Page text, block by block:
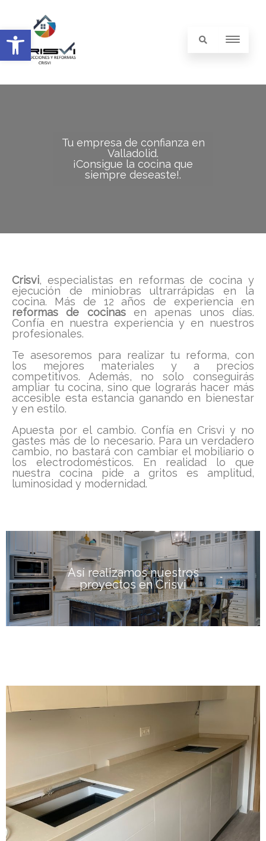
Abrir barra de herramientas
Tu empresa de confianza en
Valladolid.
¡Consigue la cocina que
siempre deseaste!.
Crisvi, especialistas en reformas de cocina y
ejecución de miniobras ultrarrápidas en la
cocina. Más de 12 años de experiencia en
reformas de cocinasen apenas unos días.
Confía en nuestra experiencia y en nuestros
profesionales.
Te asesoremos para realizar tu reforma, con
los mejores materiales y a precios
competitivos. Además, no solo conseguirás
ampliar tu cocina, sino que lograrás hacer más
accesible esta estancia ganando en bienestar
y en estilo.
Apuesta por el cambio. Confía en Crisvi y no
gastes más de lo necesario. Para un verdadero
cambio, no bastará con cambiar el mobiliario o
los electrodomésticos. En realidad lo que
nuestra cocina pide a gritos es amplitud,
luminosidad y modernidad.
Así realizamos nuestros
proyectos en Crisvi